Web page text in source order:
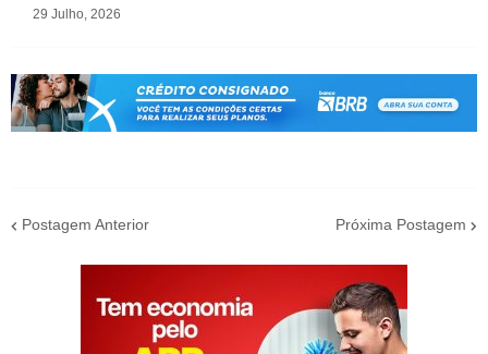
29 Julho, 2026
Postagem Anterior Próxima Postagem